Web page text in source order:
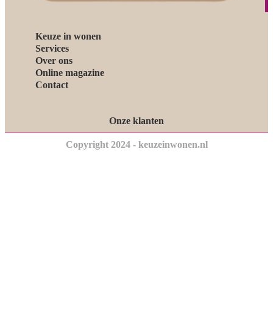
Keuze in wonen
Services
Over ons
Online magazine
Contact
Onze klanten
Copyright 2024 - keuzeinwonen.nl